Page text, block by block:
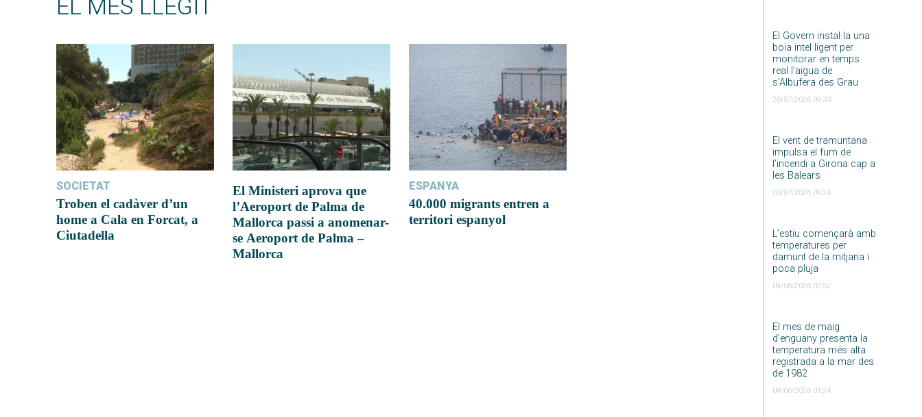
El Govern instal·la una
boia intel·ligent per
monitorar en temps
real l’aigua de
s’Albufera des Grau
20/07/2026 09:33
El vent de tramuntana
impulsa el fum de
l’incendi a Girona cap a
les Balears
03/07/2026 09:24
L’estiu començarà amb
temperatures per
damunt de la mitjana i
poca pluja
09/06/2026 02:52
El mes de maig
d’enguany presenta la
temperatura més alta
registrada a la mar des
de 1982
09/06/2026 01:24
EL MÉS LLEGIT
SOCIETAT
Troben el cadàver d’un
home a Cala en Forcat, a
Ciutadella
El Ministeri aprova que
l’Aeroport de Palma de
Mallorca passi a anomenar-
se Aeroport de Palma –
Mallorca
ESPANYA
40.000 migrants entren a
territori espanyol